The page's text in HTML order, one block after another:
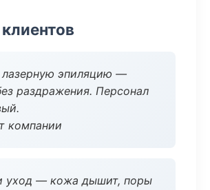
лазерную эпиляцию —
раздражения. Персонал
компании
уход — кожа дышит, поры